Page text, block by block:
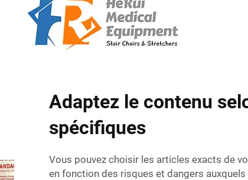
Adaptez le contenu
spécifiques
Vous pouvez choisir les articles exacts de
en fonction des risques et dangers